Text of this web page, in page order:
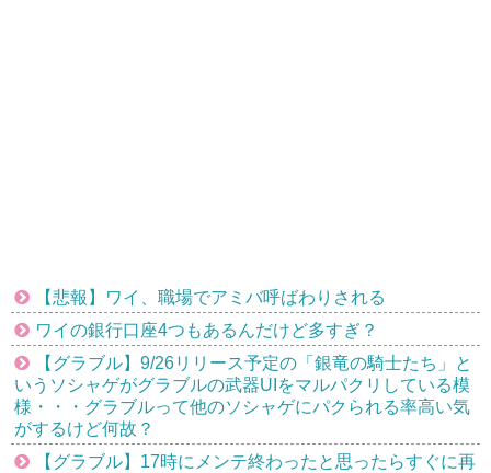
【悲報】ワイ、職場でアミバ呼ばわりされる
ワイの銀行口座4つもあるんだけど多すぎ？
【グラブル】9/26リリース予定の「銀竜の騎士たち」と
いうソシャゲがグラブルの武器UIをマルパクリしている模
様・・・グラブルって他のソシャゲにパクられる率高い気
がするけど何故？
【グラブル】17時にメンテ終わったと思ったらすぐに再